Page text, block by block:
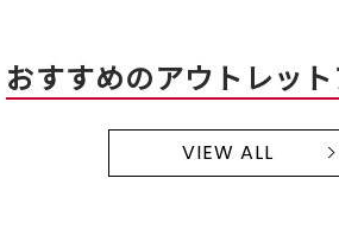
おすすめのアウトレッ
VIEW ALL